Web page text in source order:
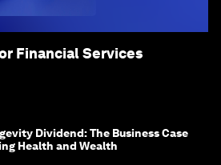
Financial Services
Dividend: The Business Case
Health and Wealth